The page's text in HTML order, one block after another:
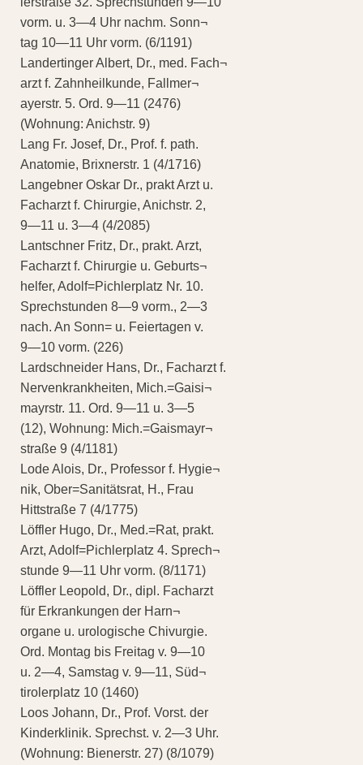
vorm. u. 3—4 Uhr nachm. Sonn¬
tag 10—11 Uhr vorm. (6/1191)
Landertinger Albert, Dr., med. Fach¬
arzt f. Zahnheilkunde, Fallmer¬
ayerstr. 5. Ord. 9—11 (2476)
(Wohnung: Anichstr. 9)
Lang Fr. Josef, Dr., Prof. f. path.
Anatomie, Brixnerstr. 1 (4/1716)
Langebner Oskar Dr., prakt Arzt u.
Facharzt f. Chirurgie, Anichstr. 2,
9—11 u. 3—4 (4/2085)
Lantschner Fritz, Dr., prakt. Arzt,
Facharzt f. Chirurgie u. Geburts¬
helfer, Adolf=Pichlerplatz Nr. 10.
Sprechstunden 8—9 vorm., 2—3
nach. An Sonn= u. Feiertagen v.
9—10 vorm. (226)
Lardschneider Hans, Dr., Facharzt f.
Nervenkrankheiten, Mich.=Gaisi¬
mayrstr. 11. Ord. 9—11 u. 3—5
(12), Wohnung: Mich.=Gaismayr¬
straße 9 (4/1181)
Lode Alois, Dr., Professor f. Hygie¬
nik, Ober=Sanitätsrat, H., Frau
Hittstraße 7 (4/1775)
Löffler Hugo, Dr., Med.=Rat, prakt.
Arzt, Adolf=Pichlerplatz 4. Sprech¬
stunde 9—11 Uhr vorm. (8/1171)
Löffler Leopold, Dr., dipl. Facharzt
für Erkrankungen der Harn¬
organe u. urologische Chivurgie.
Ord. Montag bis Freitag v. 9—10
u. 2—4, Samstag v. 9—11, Süd¬
tirolerplatz 10 (1460)
Loos Johann, Dr., Prof. Vorst. der
Kinderklinik. Sprechst. v. 2—3 Uhr.
(Wohnung: Bienerstr. 27) (8/1079)